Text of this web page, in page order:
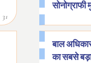
31
सोनोग्राफी
बाल
का सबसे बड़ा